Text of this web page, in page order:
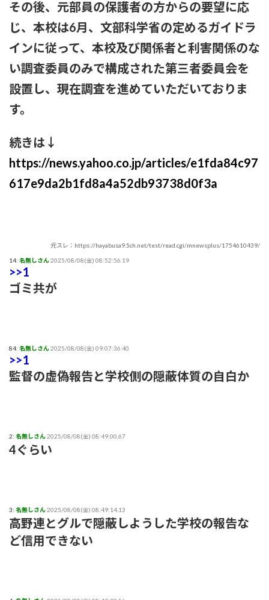
本日の｢FNS歌謡祭｣のタイムテーブルがコチラ！！！【乃木坂
46】
【苦言】あいみょん、「私が乳出してるみたいな画像…AIや
で、きもすぎ」一力両断
その後、元部員の保護者の方からの要望に応
じ、本校は6月、文部科学省の定めるガイドラ
インに従って、本校及び関係者と利害関係のな
い調査委員のみで構成された第三者委員会を
設置し、現在調査を進めていただいておりま
す。
続きは↓
https://news.yahoo.co.jp/articles/e1fda84c97
617e9da2b1fd8a4a52db93738d0f3a
元スレ：https://hayabusa9.5ch.net/test/read.cgi/mnewsplus/1754610439/
14: 名無しさん2025/08/08(金) 08:52:56.19
>>1
ゴミ共が
84: 名無しさん2025/08/08(金) 09:07:36.40
>>1
監督の虚偽報告と学校側の隠蔽体質の自白か
2: 名無しさん2025/08/08(金) 08:49:00.67
4ぐらい
3: 名無しさん2025/08/08(金) 08:49:14.13
高野連とグルで隠蔽しようした学校の報告な
ど信用できない